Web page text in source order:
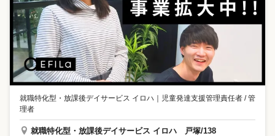
就職特化型・放課後デイサービス イロハ ｜ 児童発達支援管理責任者 / 管
理者
就職特化型・放課後デイサービス イロハ 戸塚/138